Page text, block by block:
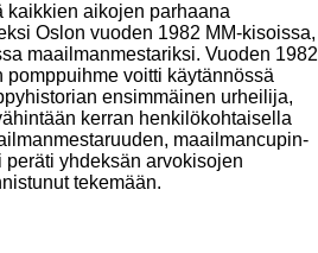
kaikkien aikojen parhaana
Oslon vuoden 1982 MM-kisoissa,
maailmanmestariksi. Vuoden 1982
voitti käytännössä
ensimmäinen urheilija,
kerran henkilökohtaisella
maailmancupin-
yhdeksän arvokisojen
tekemään.